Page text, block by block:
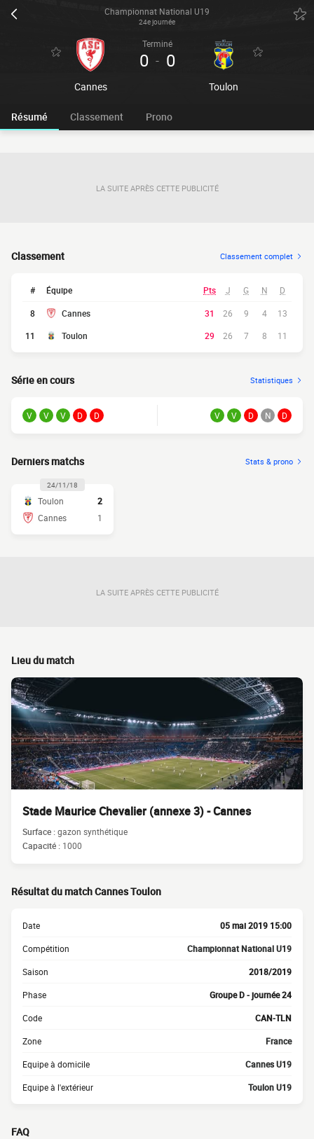
Championnat National U19
24e journée
Cannes
Terminé
0 - 0
Toulon
Résumé Classement Prono
LA SUITE APRÈS CETTE PUBLICITÉ
Classement Classement complet
# Équipe Pts J G N D
8 Cannes 31 26 9 4
13
11
Toulon 29 26 7 8 11
Série en cours Statistiques
V V V D D V V D N D
Derniers matchs Stats & prono
24/11/18
Toulon
2
Cannes
1
LA SUITE APRÈS CETTE PUBLICITÉ
Lieu du match
Stade Maurice Chevalier (annexe 3) - Cannes
Surface :gazon synthétique
Capacité : 1000
Résultat du match Cannes Toulon
Date 05 mai 2019 15:00
Compétition Championnat National U19
Saison 2018/2019
Phase Groupe D - journée 24
Code CAN-TLN
Zone France
Equipe à domicile Cannes U19
Equipe à l'extérieur Toulon U19
FAQ